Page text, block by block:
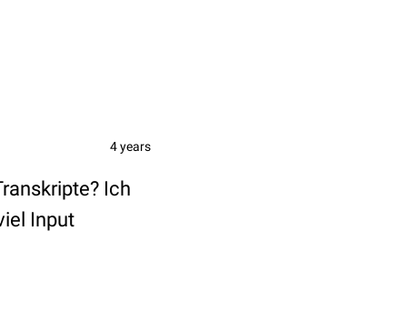
4 years
Ich
Input